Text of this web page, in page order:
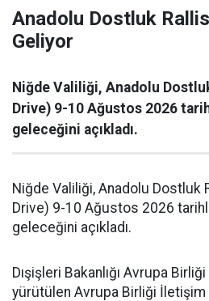
Anadolu Dostluk
Geliyor
Niğde Valiliği, Anadolu
Drive) 9-10 Ağustos 2026
geleceğini açıkladı.
Niğde Valiliği, Anadolu Dostluk
Drive) 9-10 Ağustos 2026
geleceğini açıkladı.
Dışişleri Bakanlığı Avrupa
yürütülen Avrupa Birliği